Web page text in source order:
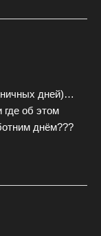
дней)…
где об этом
днём???